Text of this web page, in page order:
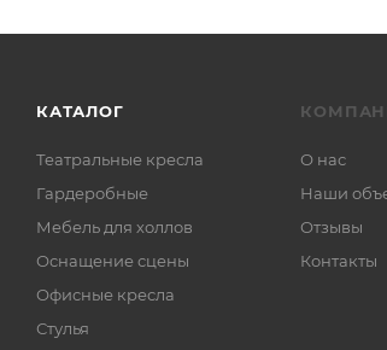
КАТАЛОГ
Театральные кресла
Гардеробные
Мебель для холлов
Оснащение сцены
Офисные кресла
Стулья
О нас
Наши
Отзывы
Контакты